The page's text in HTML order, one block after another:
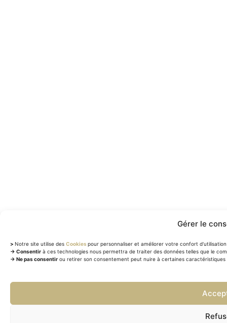
Gérer le
> Notre site utilise des Cookies pour personnaliser et améliorer votre confort d'utilisation
→ Consentir à ces technologies nous permettra de traiter des données telles que le
→ Ne pas consentir ou retirer son consentement peut nuire à certaines